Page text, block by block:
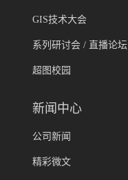
GIS技术大会
系列研讨会 / 直播论坛
超图校园
新闻中心
公司新闻
精彩微文